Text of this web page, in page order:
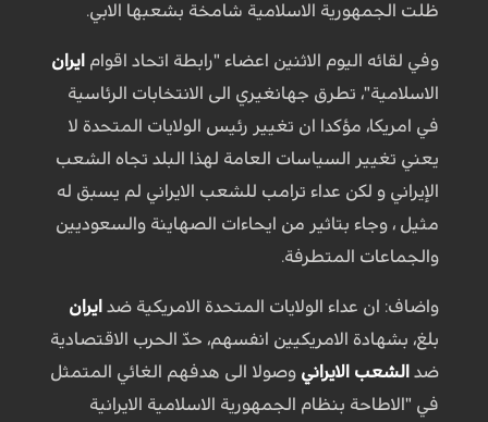
ظلت الجمهورية الاسلامية شامخة بشعبها الابي.
وفي لقائه اليوم الاثنين اعضاء "رابطة اتحاد اقوام ايران
الاسلامية"، تطرق جهانغيري الى الانتخابات الرئاسية
في امريكا، مؤكدا ان تغيير رئيس الولايات المتحدة لا
يعني تغيير السياسات العامة لهذا البلد تجاه الشعب
الإيراني و لكن عداء ترامب للشعب الايراني لم يسبق له
مثيل ، وجاء بتاثير من ايحاءات الصهاينة والسعوديين
والجماعات المتطرفة.
واضاف: ان عداء الولايات المتحدة الامريكية ضد ايران
بلغ، بشهادة الامريكيين انفسهم، حدّ الحرب الاقتصادية
ضد الشعب الايراني وصولا الى هدفهم الغائي المتمثل
في "الاطاحة بنظام الجمهورية الاسلامية الايرانية